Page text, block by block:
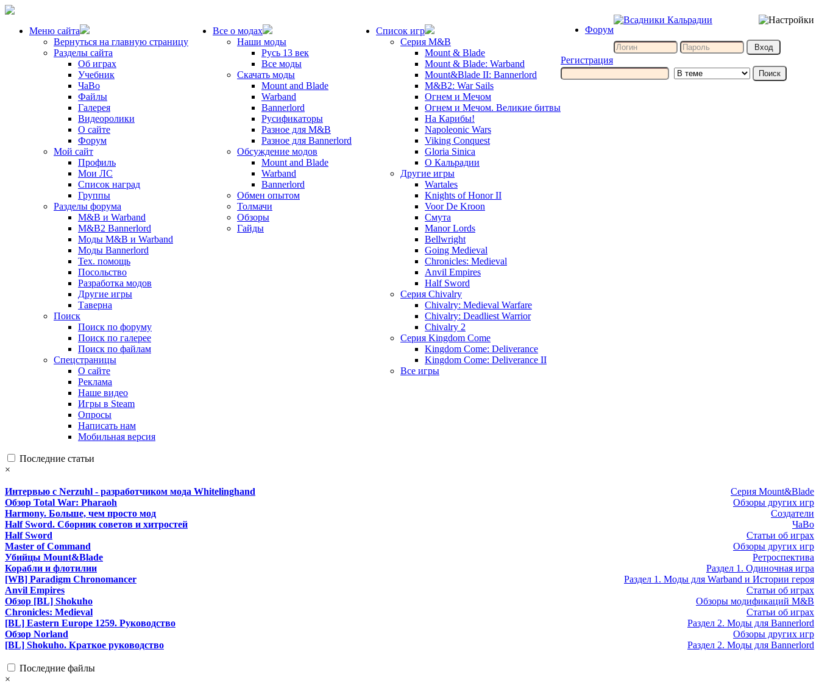
Меню сайта
Вернуться на главную страницу
Разделы сайта
Об играх
Учебник
ЧаВо
Файлы
Галерея
Видеоролики
О сайте
Форум
Мой сайт
Профиль
Мои ЛС
Список наград
Группы
Разделы форума
M&B и Warband
M&B2 Bannerlord
Моды M&B и Warband
Моды Bannerlord
Тех. помощь
Посольство
Разработка модов
Другие игры
Таверна
Поиск
Поиск по форуму
Поиск по галерее
Поиск по файлам
Спецстраницы
О сайте
Реклама
Наше видео
Игры в Steam
Опросы
Написать нам
Мобильная версия
Все о модах
Наши моды
Русь 13 век
Все моды
Скачать моды
Mount and Blade
Warband
Bannerlord
Русификаторы
Разное для M&B
Разное для Bannerlord
Обсуждение модов
Mount and Blade
Warband
Bannerlord
Обмен опытом
Толмачи
Обзоры
Гайды
Список игр
Серия M&B
Mount & Blade
Mount & Blade: Warband
Mount&Blade II: Bannerlord
M&B2: War Sails
Огнем и Мечом
Огнем и Мечом. Великие битвы
На Карибы!
Napoleonic Wars
Viking Conquest
Gloria Sinica
О Кальрадии
Другие игры
Wartales
Knights of Honor II
Voor De Kroon
Смута
Manor Lords
Bellwright
Going Medieval
Chronicles: Medieval
Anvil Empires
Half Sword
Серия Chivalry
Chivalry: Medieval Warfare
Chivalry: Deadliest Warrior
Chivalry 2
Серия Kingdom Come
Kingdom Come: Deliverance
Kingdom Come: Deliverance II
Все игры
Форум
Регистрация
Последние статьи
×
Серия Mount&Blade
Интервью с Nerzuhl - разработчиком мода Whitelinghand
Обзоры других игр
Обзор Total War: Pharaoh
Создатели
Harmony. Больше, чем просто мод
ЧаВо
Half Sword. Сборник советов и хитростей
Статьи об играх
Half Sword
Обзоры других игр
Master of Command
Ретроспектива
Убийцы Mount&Blade
Раздел 1. Одиночная игра
Корабли и флотилии
Раздел 1. Моды для Warband и Истории героя
[WB] Paradigm Chronomancer
Статьи об играх
Anvil Empires
Обзоры модификаций M&B
Обзор [BL] Shokuho
Статьи об играх
Chronicles: Medieval
Раздел 2. Моды для Bannerlord
[BL] Eastern Europe 1259. Руководство
Обзоры других игр
Обзор Norland
Раздел 2. Моды для Bannerlord
[BL] Shokuho. Краткое руководство
Последние файлы
×